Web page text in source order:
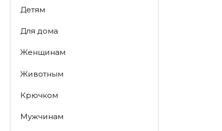
Детям
Для дома
Женщинам
Животным
Крючком
Мужчинам